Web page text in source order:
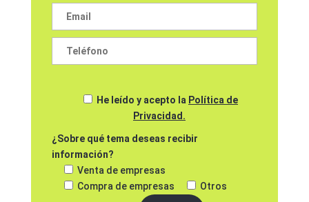
He leído y acepto la Política de
Privacidad.
¿Sobre qué tema deseas recibir
información?
Venta de empresas
Compra de empresas
Otros